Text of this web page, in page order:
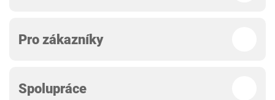
Pro zákazníky
Spolupráce